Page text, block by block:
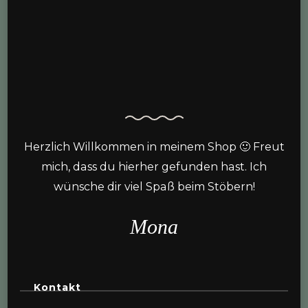
Herzlich Willkommen in meinem Shop 🙂 Freut
mich, dass du hierher gefunden hast. Ich
wünsche dir viel Spaß beim Stöbern!
Mona
Kontakt